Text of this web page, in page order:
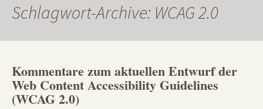
Schlagwort-Archive: WCAG 2.0
Kommentare zum aktuellen Entwurf der
Web Content Accessibility Guidelines
(WCAG 2.0)